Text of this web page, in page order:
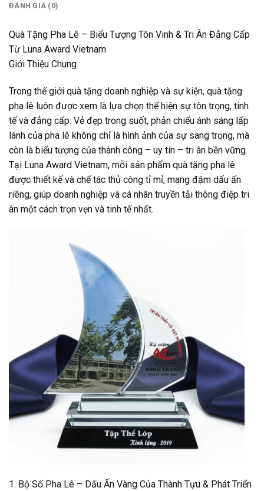
ĐÁNH GIÁ (0)
Quà Tặng Pha Lê – Biểu Tượng Tôn Vinh & Tri Ân Đẳng Cấp
Từ Luna Award Vietnam
Giới Thiệu Chung
Trong thế giới quà tặng doanh nghiệp và sự kiện, quà tặng
pha lê luôn được xem là lựa chọn thể hiện sự tôn trọng, tinh
tế và đẳng cấp. Vẻ đẹp trong suốt, phản chiếu ánh sáng lấp
lánh của pha lê không chỉ là hình ảnh của sự sang trọng, mà
còn là biểu tượng của thành công – uy tín – tri ân bền vững.
Tại Luna Award Vietnam, mỗi sản phẩm quà tặng pha lê
được thiết kế và chế tác thủ công tỉ mỉ, mang đậm dấu ấn
riêng, giúp doanh nghiệp và cá nhân truyền tải thông điệp tri
ân một cách trọn vẹn và tinh tế nhất.
1. Bộ Số Pha Lê – Dấu Ấn Vàng Của Thành Tựu & Phát Triển